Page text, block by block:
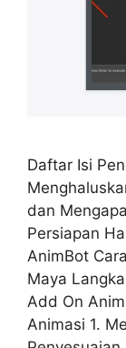
Daftar Isi
dan
Persiapan
AnimBot
Maya
Add On
Animasi 1.